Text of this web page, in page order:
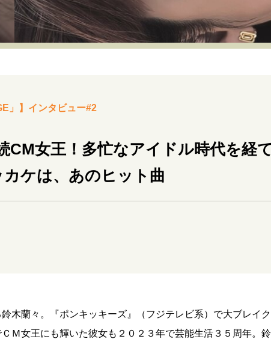
リーダーの流儀 変革の原動力 次世代への
40代からの景色
ー 地域とつながる/お金との付き合い方
」】インタビュー#2
CM女王！多忙なアイドル時代を経
ケは、あのヒット曲
木蘭々。『ポンキッキーズ』（フジテレビ系）で大ブレイ
Ｍ女王にも輝いた彼女も２０２３年で芸能生活３５周年。